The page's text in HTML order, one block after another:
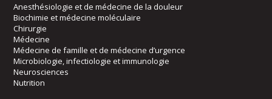
Anesthésiologie et de médecine de la douleur
Biochimie et médecine moléculaire
Chirurgie
Médecine
Médecine de famille et de médecine d’urgence
Microbiologie, infectiologie et immunologie
Neurosciences
Nutrition